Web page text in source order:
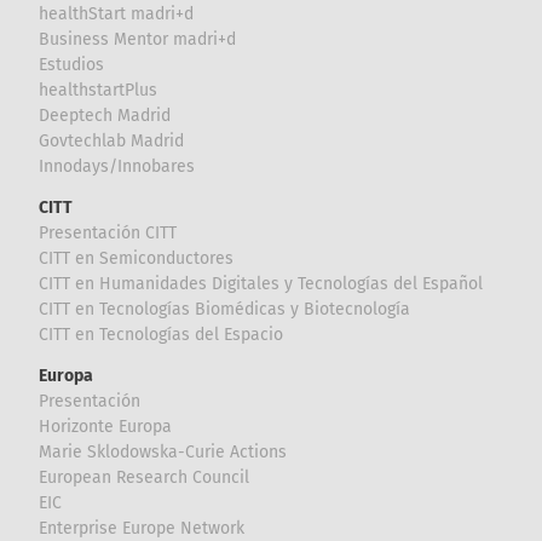
healthStart madri+d
Business Mentor madri+d
Estudios
healthstartPlus
Deeptech Madrid
Govtechlab Madrid
Innodays/Innobares
CITT
Presentación CITT
CITT en Semiconductores
CITT en Humanidades Digitales y Tecnologías del Español
CITT en Tecnologías Biomédicas y Biotecnología
CITT en Tecnologías del Espacio
Europa
Presentación
Horizonte Europa
Marie Sklodowska-Curie Actions
European Research Council
EIC
Enterprise Europe Network